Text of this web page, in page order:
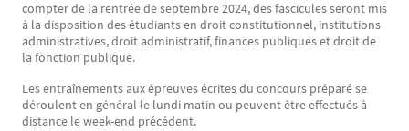
compter de la rentrée de septembre 2024, des fascicules seront mis
à la disposition des étudiants en droit constitutionnel, institutions
administratives, droit administratif, finances publiques et droit de
la fonction publique.
Les entraînements aux épreuves écrites du concours préparé se
déroulent en général le lundi matin ou peuvent être effectués à
distance le week-end précédent.